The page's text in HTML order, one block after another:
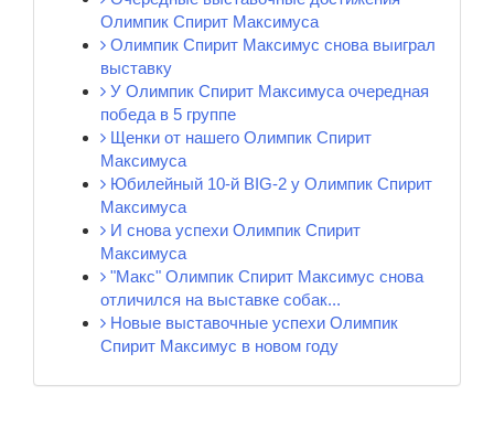
Олимпик Спирит Максимуса
Олимпик Спирит Максимус снова выиграл
выставку
У Олимпик Спирит Максимуса очередная
победа в 5 группе
Щенки от нашего Олимпик Спирит
Максимуса
Юбилейный 10-й BIG-2 у Олимпик Спирит
Максимуса
И снова успехи Олимпик Спирит
Максимуса
"Макс" Олимпик Спирит Максимус снова
отличился на выставке собак...
Новые выставочные успехи Олимпик
Спирит Максимус в новом году